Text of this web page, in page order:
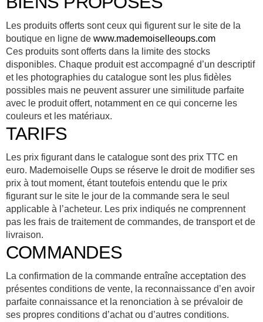
Les produits offerts sont ceux qui figurent sur le site de la
boutique en ligne de www.mademoiselleoups.com
Ces produits sont offerts dans la limite des stocks
disponibles. Chaque produit est accompagné d’un descriptif
et les photographies du catalogue sont les plus fidèles
possibles mais ne peuvent assurer une similitude parfaite
avec le produit offert, notamment en ce qui concerne les
couleurs et les matériaux.
TARIFS
Les prix figurant dans le catalogue sont des prix TTC en
euro. Mademoiselle Oups se réserve le droit de modifier ses
prix à tout moment, étant toutefois entendu que le prix
figurant sur le site le jour de la commande sera le seul
applicable à l’acheteur. Les prix indiqués ne comprennent
pas les frais de traitement de commandes, de transport et de
livraison.
COMMANDES
La confirmation de la commande entraîne acceptation des
présentes conditions de vente, la reconnaissance d’en avoir
parfaite connaissance et la renonciation à se prévaloir de
ses propres conditions d’achat ou d’autres conditions.